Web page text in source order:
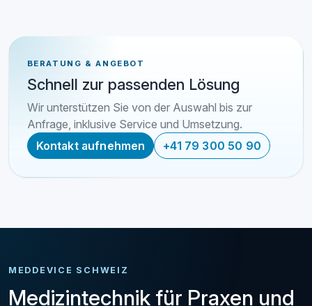
BERATUNG & ANGEBOT
Schnell zur passenden Lösung
Wir unterstützen Sie von der Auswahl bis zur
Anfrage, inklusive Service und Umsetzung.
Kontakt aufnehmen
+41 79 300 50 90
MEDDEVICE SCHWEIZ
Medizintechnik für Praxen und